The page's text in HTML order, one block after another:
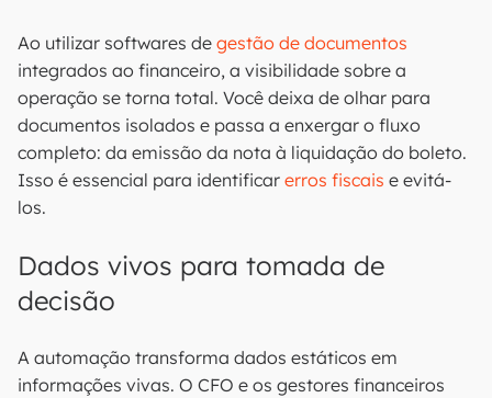
Ao utilizar softwares de gestão de documentos
integrados ao financeiro, a visibilidade sobre a
operação se torna total. Você deixa de olhar para
documentos isolados e passa a enxergar o fluxo
completo: da emissão da nota à liquidação do boleto.
Isso é essencial para identificar erros fiscais e evitá-
los.
Dados vivos para tomada de
decisão
A automação transforma dados estáticos em
informações vivas. O CFO e os gestores financeiros